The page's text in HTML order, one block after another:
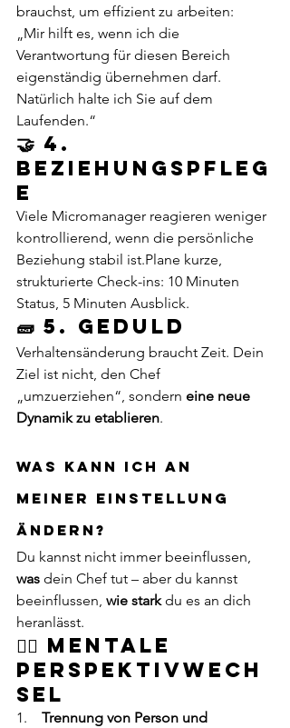
brauchst, um effizient zu arbeiten:
„Mir hilft es, wenn ich die
Verantwortung für diesen Bereich
eigenständig übernehmen darf.
Natürlich halte ich Sie auf dem
Laufenden.“
🤝 4.
Beziehungspfleg
e
Viele Micromanager reagieren weniger
kontrollierend, wenn die persönliche
Beziehung stabil ist.Plane kurze,
strukturierte Check-ins: 10 Minuten
Status, 5 Minuten Ausblick.
🧱 5. Geduld
Verhaltensänderung braucht Zeit. Dein
Ziel ist nicht, den Chef
„umzuerziehen“, sondern eine neue
Dynamik zu etablieren.
Was kann ich an
meiner Einstellung
ändern?
Du kannst nicht immer beeinflussen,
was dein Chef tut – aber du kannst
beeinflussen, wie stark du es an dich
heranlässt.
🧘‍♀️ Mentale
Perspektivwech
sel
1. Trennung von Person und